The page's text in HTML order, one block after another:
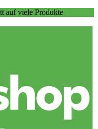
auf viele Produkte